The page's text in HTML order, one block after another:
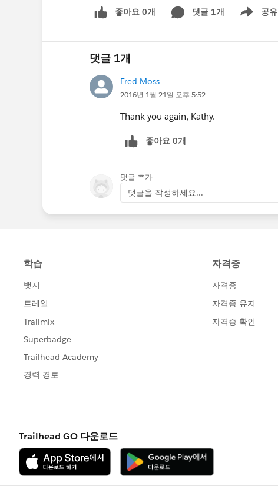
좋아요 0개 댓글 1개 공유
Show menu
댓글 1개
Fred Moss
2016년 1월 21일 오후 5:52
Thank you again, Kathy.
좋아요 0개
댓글 추가
댓글을 작성하세요...